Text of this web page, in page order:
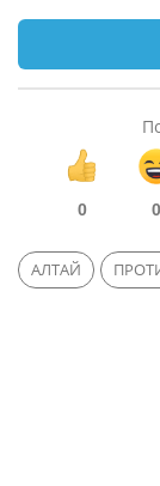
0 0
АЛТАЙ